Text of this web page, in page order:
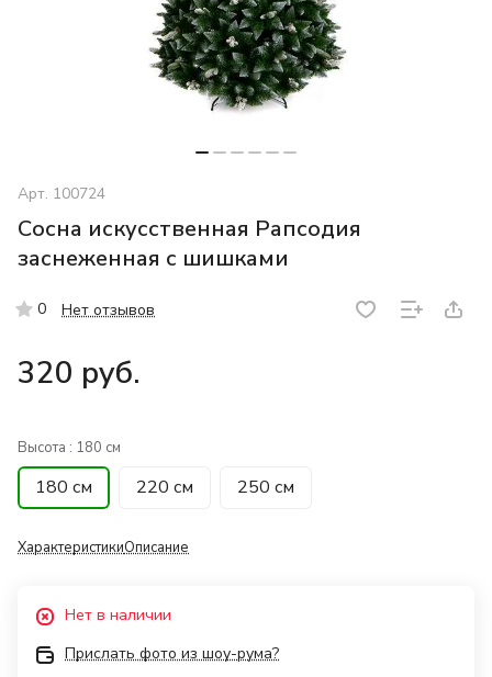
Арт. 100724
Сосна искусственная Рапсодия
заснеженная с шишками
0 Нет отзывов
320 руб.
Высота : 180 см
180 см 220 см 250 см
ХарактеристикиОписание
Нет в наличии
Прислать фото из шоу-рума?